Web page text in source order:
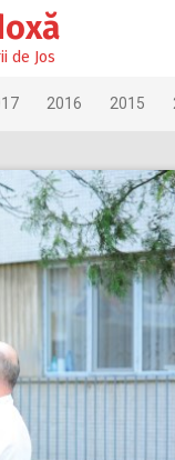
de Jos
2016 2015